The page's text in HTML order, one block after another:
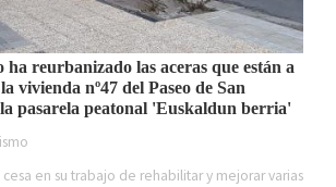
reurbanizado las aceras que están a
vivienda nº47 del Paseo de San
pasarela peatonal 'Euskaldun berria'
en su trabajo de rehabilitar y mejorar varias